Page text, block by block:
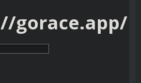
gorace.app/